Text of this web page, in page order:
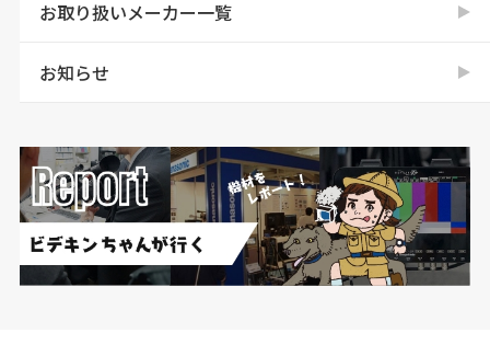
お取り扱いメーカー一覧
お知らせ